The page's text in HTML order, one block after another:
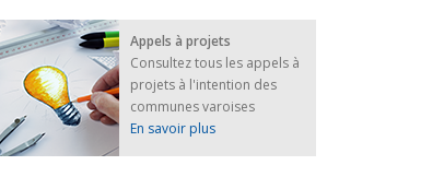
FEUILLETER
FRANÇAIS/UKRAINIEN
25 avril 2022
Afin
d’accompagner
au mieux les
réfugiés
ukrainiens arrivés
en France,...
Appels à projets
Consultez tous les appels à
projets à l'intention des
communes varoises
En savoir plus